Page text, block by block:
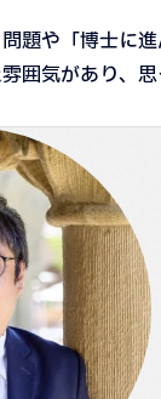
題や「博士に
囲気があり、